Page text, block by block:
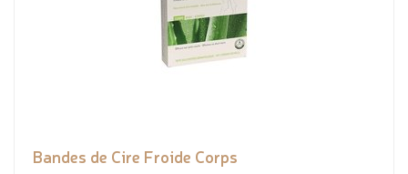
Bandes de Cire Froide Corps